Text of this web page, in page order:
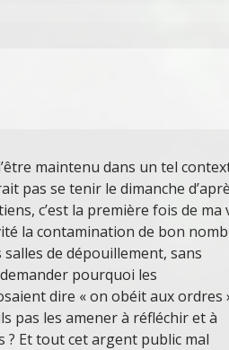
maintenu dans un tel
pas se tenir le dimanche
c’est la première fois de ma
la contamination de bon
de dépouillement, sans
pourquoi les
dire « on obéit aux ordres
pas les amener à réfléchir et à
Et tout cet argent public mal